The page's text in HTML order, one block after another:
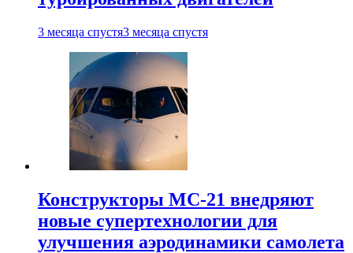
3 месяца спустя3 месяца спустя
Конструкторы МС-21 внедряют
новые супертехнологии для
улучшения аэродинамики самолета